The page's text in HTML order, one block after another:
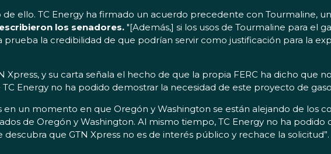
de ello. TC Energy ha firmado un acuerdo precedente con Tourmaline,
escribieron los senadores. "[Además,] si los usos de Tourmaline para el
la credibilidad de que podrían servir como justificación para la
y su carta señala el hecho de que la propia FERC ha dicho que
Energy no ha podido demostrar la necesidad de este proyecto de
un momento en que Oregón y Washington se están alejando de los
de Oregón y Washington. Al mismo tiempo, TC Energy no ha podido
que GTN Xpress no es de interés público y rechace la solicitud”.